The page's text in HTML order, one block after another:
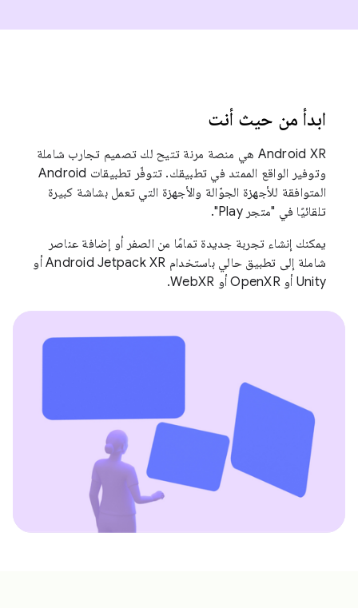
ابدأ من حيث أنت
‫Android XR هي منصة مرنة تتيح لك تصميم تجارب شاملة
وتوفير الواقع الممتد في تطبيقك. تتوفّر تطبيقات Android
المتوافقة للأجهزة الجوّالة والأجهزة التي تعمل بشاشة كبيرة
تلقائيًا في "متجر Play".
يمكنك إنشاء تجربة جديدة تمامًا من الصفر أو إضافة عناصر
شاملة إلى تطبيق حالي باستخدام Android Jetpack XR أو
Unity أو OpenXR أو WebXR.